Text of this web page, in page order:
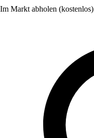
Im Markt abholen (kostenlos)